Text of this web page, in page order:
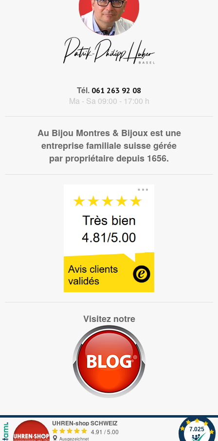
Tél. 061 263 92 08
Ma - Sa 09:00 - 17:00 h
Au Bijou Montres & Bijoux est une
entreprise familiale suisse gérée
par propriétaire depuis 1656.
Visitez notre
UHREN-shop SCHWEIZ
4.91 /5.00
Ausgezeichnet
7.025